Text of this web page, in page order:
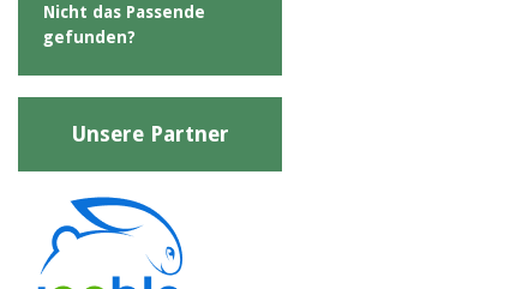
Nicht das Passende
gefunden?
Unsere Partner